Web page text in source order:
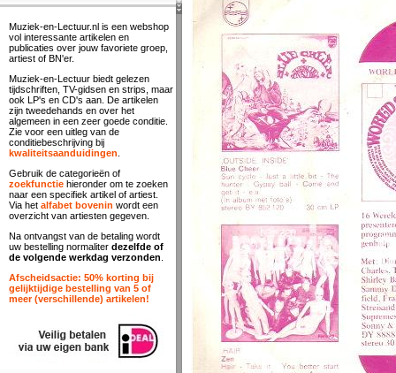
Muziek-en-Lectuur.nl is een webshop
vol interessante artikelen en
publicaties over jouw favoriete groep,
artiest of BN'er.
Muziek-en-Lectuur biedt gelezen
tijdschriften, TV-gidsen en strips, maar
ook LP's en CD's aan. De artikelen
zijn tweedehands en over het
algemeen in een zeer goede conditie.
Zie voor een uitleg van de
conditiebeschrijving bij
kwaliteitsaanduidingen
Gebruik de categorieën of
zoekfunctie hieronder om te zoeken
naar een specifiek artikel of artiest.
Via het alfabet bovenin wordt een
overzicht van artiesten gegeven.
Na ontvangst van de betaling wordt
uw bestelling normaliter dezelfde of
de volgende werkdag verzonden
Afscheidsactie: 50% korting bij
gelijktijdige bestelling van 5 of
meer (verschillende) artikelen!